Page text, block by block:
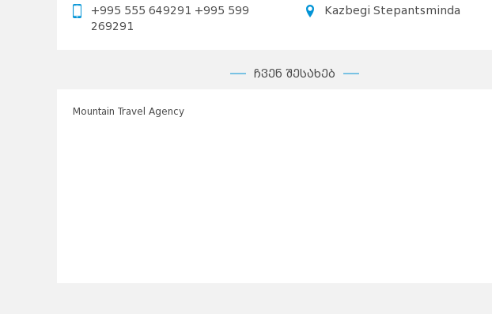
+995 555 649291 +995 599
269291
Kazbegi Stepantsminda
ჩვენ შესახებ
Mountain Travel Agency